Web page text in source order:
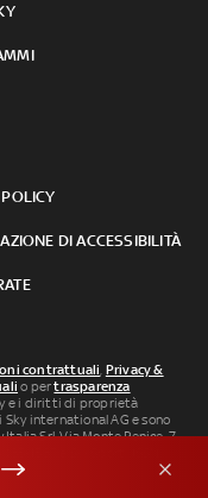
DI ACCESSIBILITÀ
contrattuali, Privacy &
o pertrasparenza
e i diritti di proprietà
international AG e sono
Srl Via Monte Penice, 7 -
1537 e SkySport: ISSN